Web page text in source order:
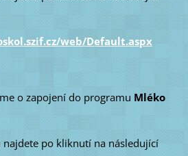
web/Default.aspx
o zapojení do programu Mléko
po kliknutí na následující